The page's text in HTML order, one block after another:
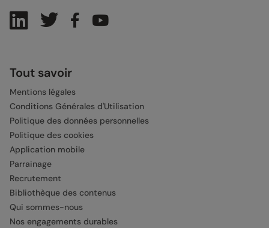
Tout savoir
Mentions légales
Conditions Générales d'Utilisation
Politique des données personnelles
Politique des cookies
Application mobile
Parrainage
Recrutement
Bibliothèque des contenus
Qui sommes-nous
Nos engagements durables